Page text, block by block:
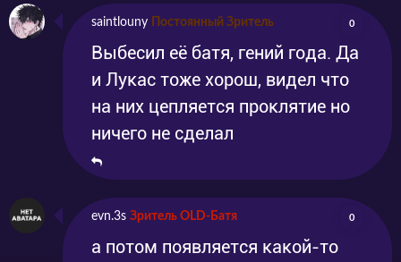
saintlouny Постоянный Зритель 0
Выбесил её батя, гений года. Да
и Лукас тоже хорош, видел что
на них цепляется проклятие но
ничего не сделал
evn.3s Зритель OLD-Батя 0
а потом появляется какой-то